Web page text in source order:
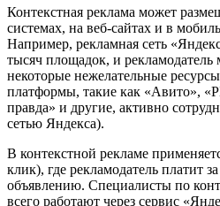
Контекстная реклама может
системах, на веб-сайтах и в
Например, рекламная сеть
тысяч площадок, и
некоторые нежелательные
платформы, такие как «Авито»,
правда» и другие, активно
сетью Яндекса).
В контекстной рекламе
клик), где рекламодатель платит
объявлению. Специалисты по
всего работают через сервис